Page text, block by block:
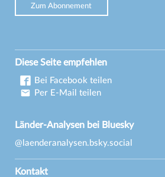
Zum Abonnement
Diese Seite empfehlen
Bei Facebook teilen
Per E-Mail teilen
Länder-Analysen bei Bluesky
@laenderanalysen.bsky.social
Kontakt